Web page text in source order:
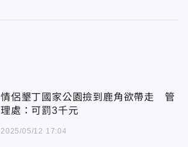
情侶墾丁國家公園撿到鹿角欲帶走 管
理處：可罰3千元
2025/05/12 17:04